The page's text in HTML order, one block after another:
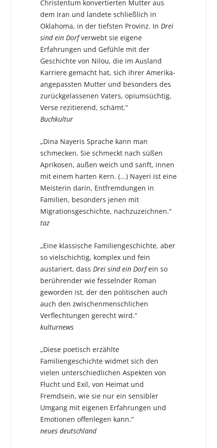
Christentum konvertierten Mutter aus
dem Iran und landete schließlich in
Oklahoma, in der tiefsten Provinz. In Drei
sind ein Dorfverwebt sie eigene
Erfahrungen und Gefühle mit der
Geschichte von Nilou, die im Ausland
Karriere gemacht hat, sich ihrer Amerika-
angepassten Mutter und besonders des
zurückgelassenen Vaters, opiumsüchtig,
Verse rezitierend, schämt.“
Buchkultur
„Dina Nayeris Sprache kann man
schmecken. Sie schmeckt nach süßen
Aprikosen, außen weich und sanft, innen
mit einem harten Kern. (...) Nayeri ist eine
Meisterin darin, Entfremdungen in
Familien, besonders jenen mit
Migrationsgeschichte, nachzuzeichnen.“
taz
„Eine klassische Familiengeschichte, aber
so vielschichtig, komplex und fein
austariert, dass Drei sind ein Dorfein so
berührender wie fesselnder Roman
geworden ist, der den politischen auch
auch den zwischenmenschlichen
Verflechtungen gerecht wird.“
kulturnews
„Diese poetisch erzählte
Familiengeschichte widmet sich den
vielen unterschiedlichen Aspekten von
Flucht und Exil, von Heimat und
Fremdsein, wie sie nur ein sensibler
Umgang mit eigenen Erfahrungen und
Emotionen offenlegen kann.“
neues deutschland